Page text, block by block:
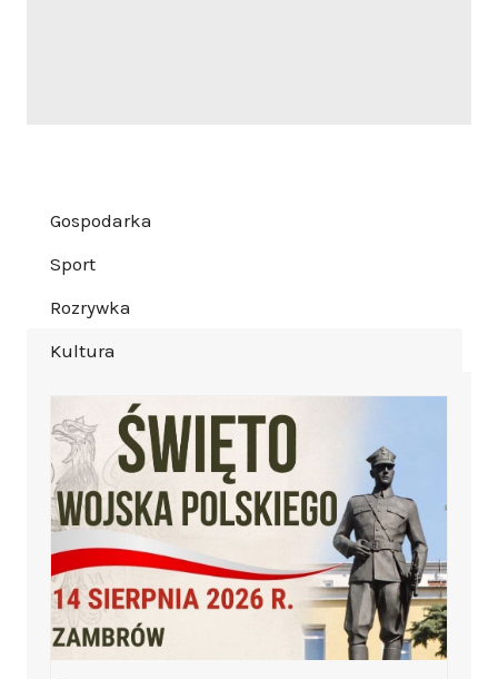
Gospodarka
Sport
Rozrywka
Kultura